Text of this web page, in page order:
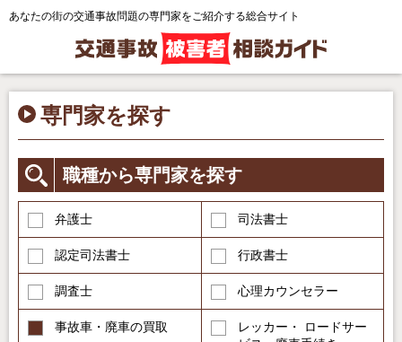
あなたの街の交通事故問題の専門家をご紹介する総合サイト
専門家を探す
職種から専門家を探す
弁護士 司法書士
認定司法書士 行政書士
調査士 心理カウンセラー
事故車・廃車の買取
レッカー・ ロードサー